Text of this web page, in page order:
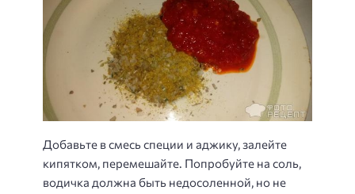
Добавьте в смесь специи и аджику, залейте
кипятком, перемешайте. Попробуйте на соль,
водичка должна быть недосоленной, но не